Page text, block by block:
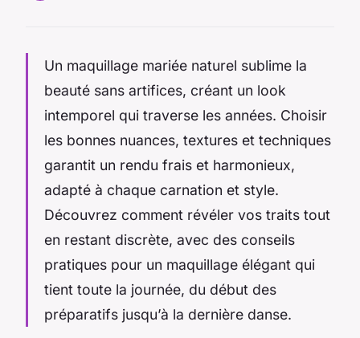
Un maquillage mariée naturel sublime la
beauté sans artifices, créant un look
intemporel qui traverse les années. Choisir
les bonnes nuances, textures et techniques
garantit un rendu frais et harmonieux,
adapté à chaque carnation et style.
Découvrez comment révéler vos traits tout
en restant discrète, avec des conseils
pratiques pour un maquillage élégant qui
tient toute la journée, du début des
préparatifs jusqu’à la dernière danse.